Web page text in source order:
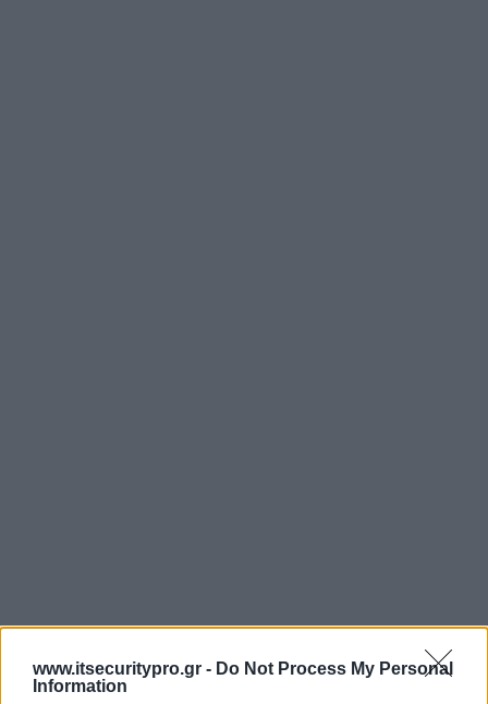
www.itsecuritypro.gr - Do Not Process My Personal
Information